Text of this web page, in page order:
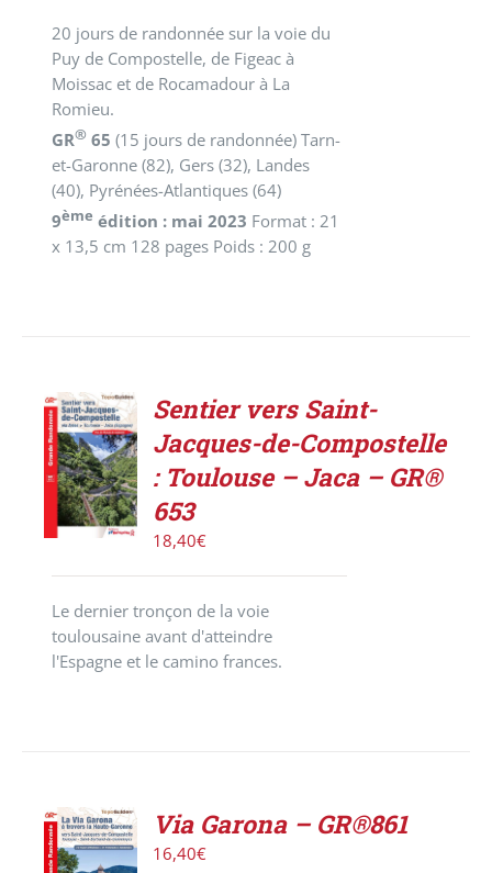
20 jours de randonnée sur la voie du
Puy de Compostelle, de Figeac à
Moissac et de Rocamadour à La
Romieu.
GR® 65(15 jours de randonnée) Tarn-
et-Garonne (82), Gers (32), Landes
(40), Pyrénées-Atlantiques (64)
9ème édition : mai 2023 Format : 21
x 13,5 cm 128 pages Poids : 200 g
AJOUTER
AU
PANIER
/
DÉTAILS
Sentier vers Saint-
Jacques-de-Compostelle
: Toulouse – Jaca – GR®
653
18,40€
Le dernier tronçon de la voie
toulousaine avant d'atteindre
l'Espagne et le camino frances.
AJOUTER
AU
Via Garona – GR®861
16,40€